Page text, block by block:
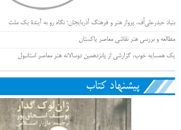
بنیاد حیدرعلی‌اُف، پرواز هنر و فرهنگ آذربایجان؛ نگاه رو به آیندۀ یک ملت
مطالعه و بررسی هنر نقاشی معاصر پاکستان
یک همسایه خوب، گزارشی از پانزدهمین دوسالانه هنر معاصر استانبول
پیشنهاد کتاب